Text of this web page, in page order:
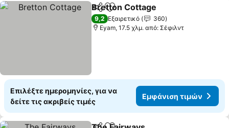
Κοινοποίηση
Προσθήκη στα αγαπημένα
Bretton Cottage
9,2 Εξαιρετικό
360
Eyam, 17.5 χλμ. από: Σέφιλντ
Επιλέξτε ημερομηνίες, για να
δείτε τις ακριβείς τιμές
Εμφάνιση τιμών